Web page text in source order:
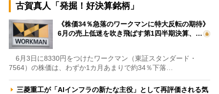
古賀真人「発掘！好決算銘柄」
《株価34％急落のワークマンに特大反転の期待》
6月の売上低迷を吹き飛ばす第1四半期決算、…
6月3日に8330円をつけたワークマン（東証スタンダード・
7564）の株価は、わずか1カ月あまりで約34％下落…
三菱重工が「AIインフラの新たな主役」として再評価される気